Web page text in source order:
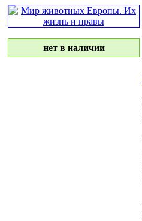
нет в наличии